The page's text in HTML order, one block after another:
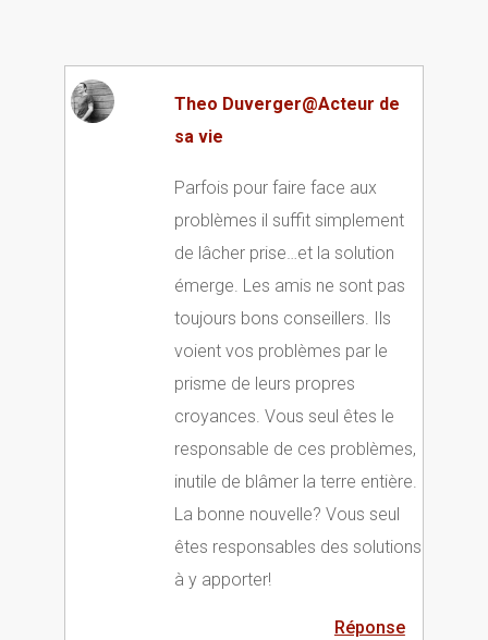
Theo Duverger@Acteur de
sa vie
Parfois pour faire face aux
problèmes il suffit simplement
de lâcher prise…et la solution
émerge. Les amis ne sont pas
toujours bons conseillers. Ils
voient vos problèmes par le
prisme de leurs propres
croyances. Vous seul êtes le
responsable de ces problèmes,
inutile de blâmer la terre entière.
La bonne nouvelle? Vous seul
êtes responsables des solutions
à y apporter!
Réponse